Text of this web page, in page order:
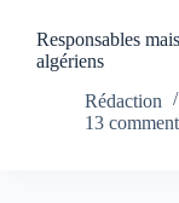
Responsables
algériens
Rédaction
13